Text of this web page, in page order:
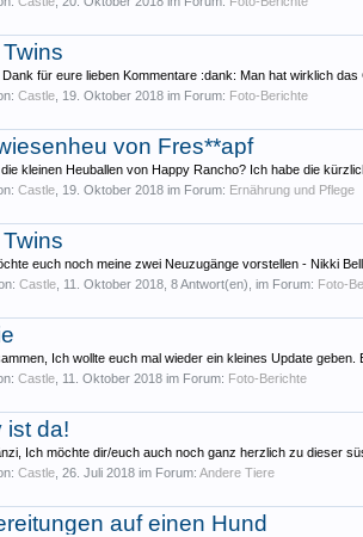
Dank für eure lieben Kommentare :dank: Man hat wirklich
Castle 19. Oktober 2018 im Forum: Foto-Berichte
von Fres**apf
kleinen Heuballen von Happy Rancho? Ich habe die
Castle 19. Oktober 2018 im Forum: Ernährung und Pflege
euch noch meine zwei Neuzugänge vorstellen - Nikki
Castle 11. Oktober 2018 , 8 Antwort(en), im Forum: Foto-
Ich wollte euch mal wieder ein kleines Update
Castle 11. Oktober 2018 im Forum: Foto-Berichte
ist da!
Ich möchte dir/euch auch noch ganz herzlich zu dieser
Castle ,26. Juli 2018 im Forum:Andere Tiere
auf einen Hund